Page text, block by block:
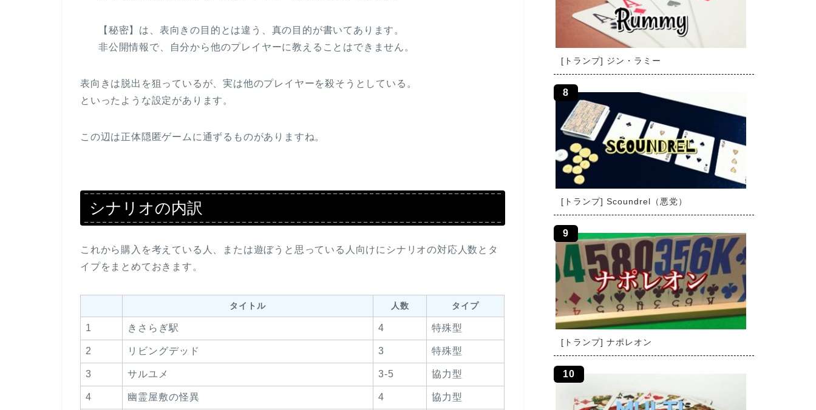
【秘密】は、表向きの目的とは違う、真の目的が書いてあります。
非公開情報で、自分から他のプレイヤーに教えることはできません。
表向きは脱出を狙っているが、実は他のプレイヤーを殺そうとしている。
といったような設定があります。
この辺は正体隠匿ゲームに通ずるものがありますね。
シナリオの内訳
これから購入を考えている人、または遊ぼうと思っている人向けにシナリオの対応人数とタ
イプをまとめておきます。
タイトル 人数 タイプ
1 きさらぎ駅 4 特殊型
2 リビングデッド 3 特殊型
3 サルユメ 3-5 協力型
4 幽霊屋敷の怪異 4 協力型
[トランプ] ジン・ラミー
[トランプ] Scoundrel（悪党）
[トランプ] ナポレオン